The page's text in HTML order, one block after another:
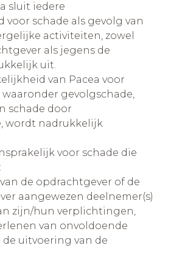
sluit iedere
voor schade als gevolg van
activiteiten, zowel
als jegens de
uit.
van Pacea voor
gevolgschade,
schade door
wordt nadrukkelijk
voor schade die
de opdrachtgever of de
aangewezen deelnemer(s)
zijn/hun verplichtingen,
van onvoldoende
uitvoering van de